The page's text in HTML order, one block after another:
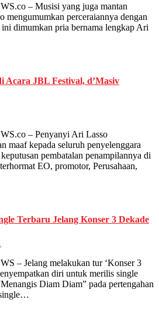
– Musisi yang juga mantan
mengumumkan perceraiannya dengan
dimumkan pria bernama lengkap Ari
Acara JBL Festival, d’Masiv
– Penyanyi Ari Lasso
maaf kepada seluruh penyelenggara
pembatalan penampilannya di
EO, promotor, Perusahaan,
Terbaru Jelang Konser 3 Dekade
– Jelang melakukan tur ‘Konser 3
diri untuk merilis single
Diam Diam” pada pertengahan